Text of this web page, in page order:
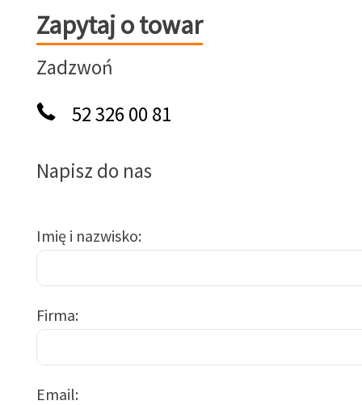
Zapytaj o towar
Zapytaj o towar
Zadzwoń
52 326 00 81
Napisz do nas
Imię i nazwisko
Firma
Email